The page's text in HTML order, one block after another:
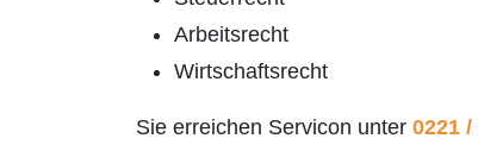
Arbeitsrecht
Wirtschaftsrecht
Sie erreichen Servicon unter 0221 /